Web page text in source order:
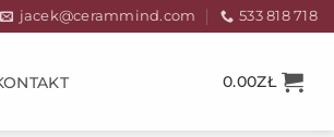
jacek@cerammind.com 533 818 718
0.00ZŁ